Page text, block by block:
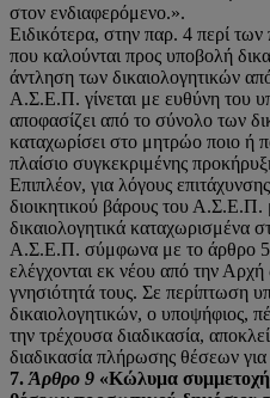
στον ενδιαφερόμενο.».
Ειδικότερα, στην παρ. 4 περί
που καλούνται προς υποβολή
άντληση των δικαιολογητικών
Α.Σ.Ε.Π. γίνεται με ευθύνη του
αποφασίζει από το σύνολο των
καταχωρίσει στο μητρώο ποιο ή
πλαίσιο συγκεκριμένης
Επιπλέον, για λόγους
διοικητικού βάρους του Α.Σ.Ε.Π.
δικαιολογητικά καταχωρισμένα
Α.Σ.Ε.Π. σύμφωνα με το άρθρο
ελέγχονται εκ νέου από την Αρχή
γνησιότητά τους. Σε περίπτωση
δικαιολογητικών, ο υποψήφιος,
την τρέχουσα διαδικασία,
διαδικασία πλήρωσης θέσεων
7. Άρθρο 9 «Κώλυμα